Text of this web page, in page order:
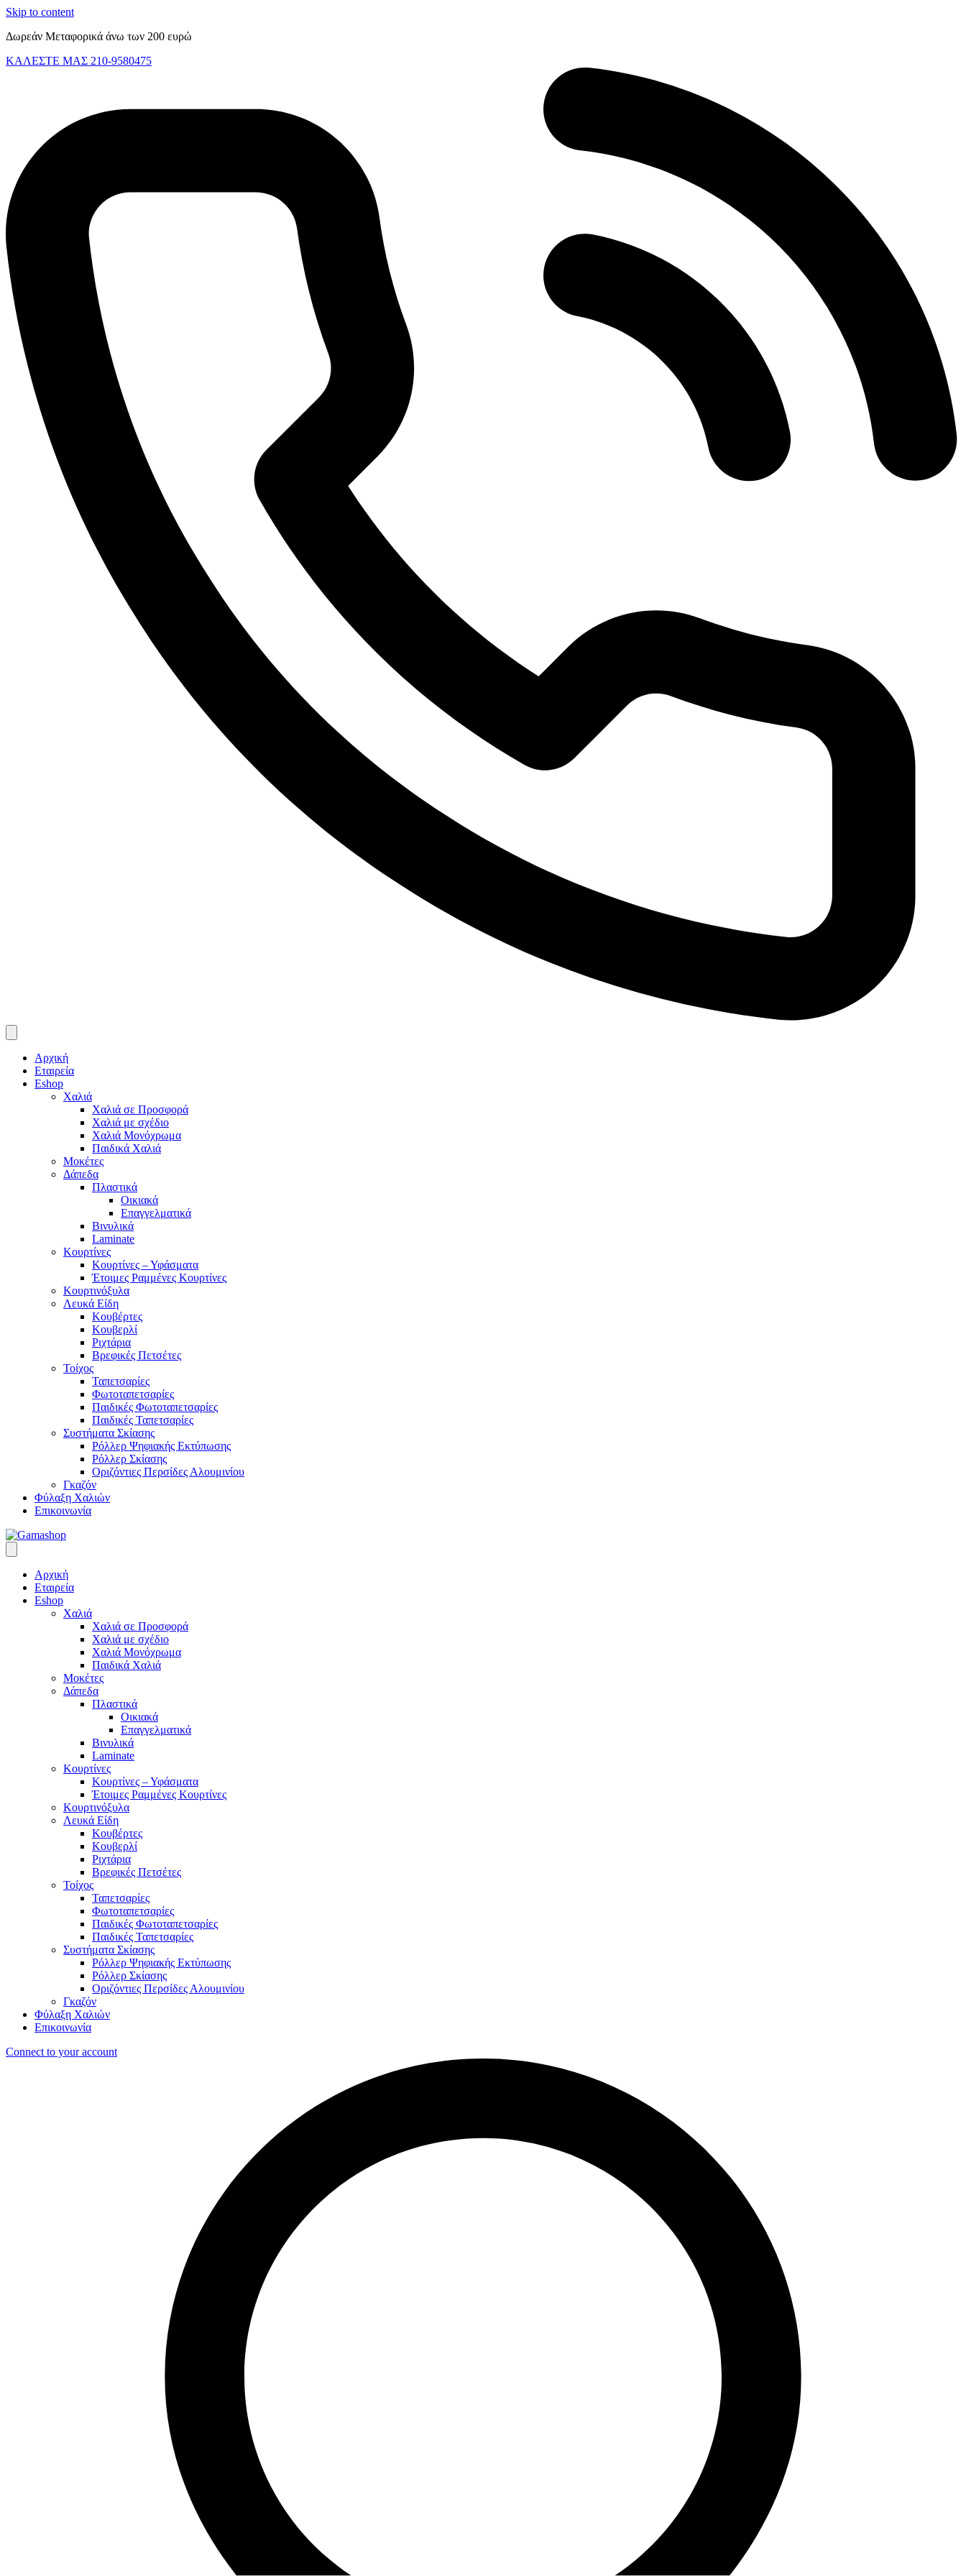
Skip to content
Δωρεάν Μεταφορικά άνω των 200 ευρώ
ΚΑΛΕΣΤΕ ΜΑΣ 210-9580475
Αρχική
Εταιρεία
Eshop
Χαλιά
Χαλιά σε Προσφορά
Χαλιά με σχέδιο
Χαλιά Μονόχρωμα
Παιδικά Χαλιά
Μοκέτες
Δάπεδα
Πλαστικά
Οικιακά
Επαγγελματικά
Βινυλικά
Laminate
Κουρτίνες
Κουρτίνες – Υφάσματα
Έτοιμες Ραμμένες Κουρτίνες
Κουρτινόξυλα
Λευκά Είδη
Κουβέρτες
Κουβερλί
Ριχτάρια
Βρεφικές Πετσέτες
Τοίχος
Ταπετσαρίες
Φωτοταπετσαρίες
Παιδικές Φωτοταπετσαρίες
Παιδικές Ταπετσαρίες
Συστήματα Σκίασης
Ρόλλερ Ψηφιακής Εκτύπωσης
Ρόλλερ Σκίασης
Οριζόντιες Περσίδες Αλουμινίου
Γκαζόν
Φύλαξη Χαλιών
Επικοινωνία
Αρχική
Εταιρεία
Eshop
Χαλιά
Χαλιά σε Προσφορά
Χαλιά με σχέδιο
Χαλιά Μονόχρωμα
Παιδικά Χαλιά
Μοκέτες
Δάπεδα
Πλαστικά
Οικιακά
Επαγγελματικά
Βινυλικά
Laminate
Κουρτίνες
Κουρτίνες – Υφάσματα
Έτοιμες Ραμμένες Κουρτίνες
Κουρτινόξυλα
Λευκά Είδη
Κουβέρτες
Κουβερλί
Ριχτάρια
Βρεφικές Πετσέτες
Τοίχος
Ταπετσαρίες
Φωτοταπετσαρίες
Παιδικές Φωτοταπετσαρίες
Παιδικές Ταπετσαρίες
Συστήματα Σκίασης
Ρόλλερ Ψηφιακής Εκτύπωσης
Ρόλλερ Σκίασης
Οριζόντιες Περσίδες Αλουμινίου
Γκαζόν
Φύλαξη Χαλιών
Επικοινωνία
Connect to your account